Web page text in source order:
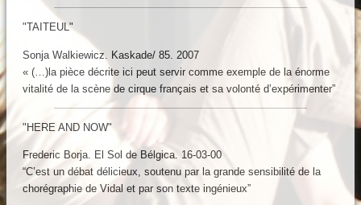
"TAITEUL"
Sonja Walkiewicz. Kaskade/ 85. 2007
« (…)la pièce décrite ici peut servir comme exemple de la énorme
vitalité de la scène de cirque français et sa volonté d’expérimenter”
"HERE AND NOW"
Frederic Borja. El Sol de Bélgica. 16-03-00
“C’est un débat délicieux, soutenu par la grande sensibilité de la
chorégraphie de Vidal et par son texte ingénieux”